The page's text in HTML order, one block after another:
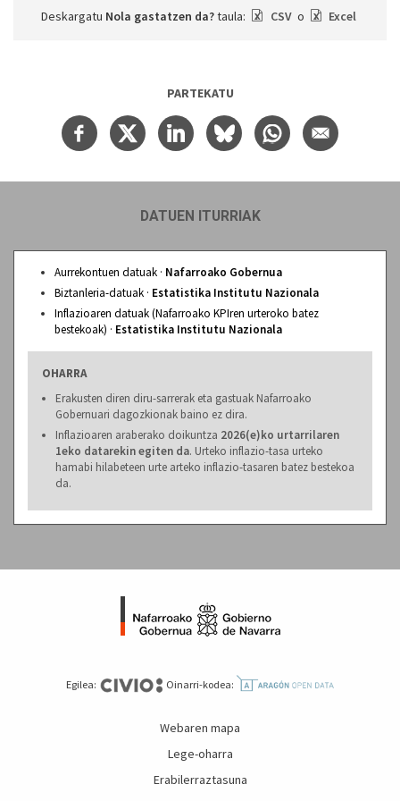
Deskargatu Nola gastatzen da?taula: CSV o Excel
PARTEKATU
DATUEN ITURRIAK
Aurrekontuen datuak · Nafarroako Gobernua
Biztanleria-datuak · Estatistika Institutu Nazionala
Inflazioaren datuak (Nafarroako KPIren urteroko batez
bestekoak) · Estatistika Institutu Nazionala
OHARRA
Erakusten diren diru-sarrerak eta gastuak Nafarroako
Gobernuari dagozkionak baino ez dira.
Inflazioaren araberako doikuntza 2026(e)ko urtarrilaren
1eko datarekin egiten da. Urteko inflazio-tasa urteko
hamabi hilabeteen urte arteko inflazio-tasaren batez bestekoa
da.
Egilea: Oinarri-kodea:
Webaren mapa
Lege-oharra
Erabilerraztasuna